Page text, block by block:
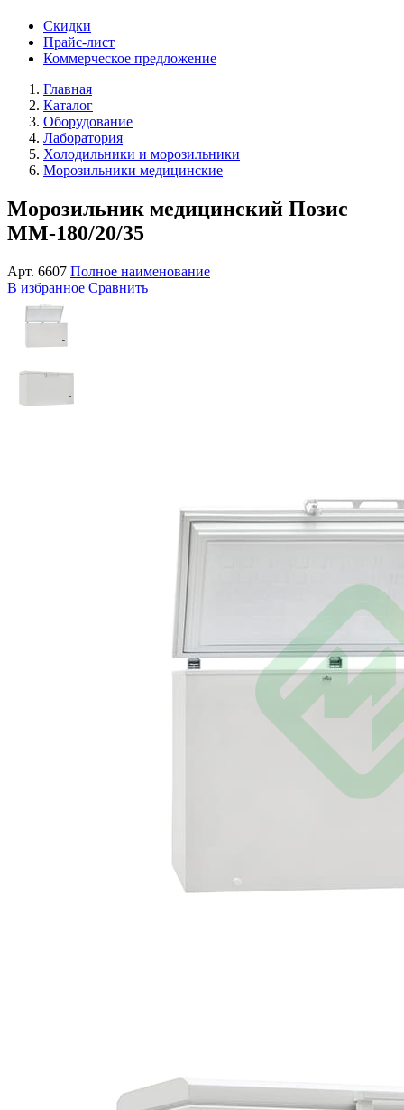
Скидки
Прайс-лист
Коммерческое предложение
Главная
Каталог
Оборудование
Лаборатория
Холодильники и морозильники
Морозильники медицинские
Морозильник медицинский Позис
ММ-180/20/35
Арт. 6607 Полное наименование
В избранное Сравнить